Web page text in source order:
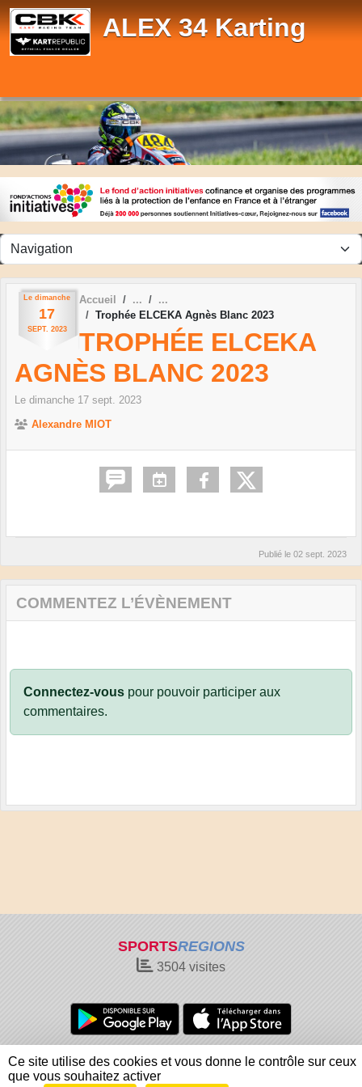
ALEX 34 Karting
Le dimanche
17
SEPT. 2023
Accueil
Trophée ELCEKA Agnès Blanc 2023
TROPHÉE ELCEKA
AGNÈS BLANC 2023
Le dimanche 17 sept. 2023
Alexandre MIOT
Publié le 02 sept. 2023
COMMENTEZ L’ÉVÈNEMENT
Connectez-vous pour pouvoir participer aux
commentaires.
SPORTSREGIONS
3504 visites
Charte cookies
Gestion des cookies
Informations légales
Signaler un contenu inapproprié
Panneau de gestion des cookies
Ce site utilise des cookies et vous donne le contrôle sur ceux
que vous souhaitez activer